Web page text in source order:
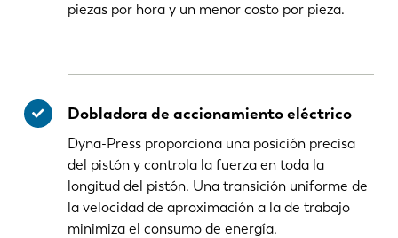
piezas por hora y un menor costo por pieza.
Dobladora de accionamiento eléctrico
Dyna-Press proporciona una posición precisa
del pistón y controla la fuerza en toda la
longitud del pistón. Una transición uniforme de
la velocidad de aproximación a la de trabajo
minimiza el consumo de energía.